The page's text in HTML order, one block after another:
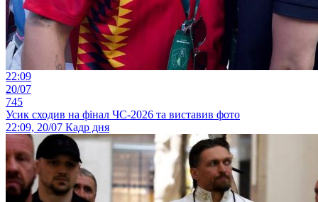
22:09
20/07
745
Усик сходив на фінал ЧС-2026 та виставив фото
22:09, 20/07 Кадр дня